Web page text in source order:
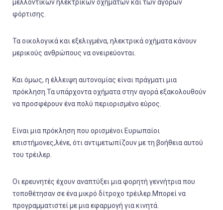
μελλοντικών ηλεκτρικών οχημάτων και των αγορών
φόρτισης.
Τα οικολογικά και εξελιγμένα, ηλεκτρικά οχήματα κάνουν
μερικούς ανθρώπους να ονειρεύονται.
Και όμως, η έλλειψη αυτονομίας είναι πράγματι μια
πρόκληση.Τα υπάρχοντα οχήματα στην αγορά εξακολουθούν
να προσφέρουν ένα πολύ περιορισμένο εύρος.
Είναι μια πρόκληση που ορισμένοι Ευρωπαίοι
επιστήμονες,λένε, ότι αντιμετωπίζουν με τη βοήθεια αυτού
του τρέιλερ.
Οι ερευνητές έχουν αναπτύξει μια φορητή γεννήτρια που
τοποθέτησαν σε ένα μικρό δίτροχο τρέιλερ.Μπορεί να
προγραμματιστεί με μια εφαρμογή για κινητά.